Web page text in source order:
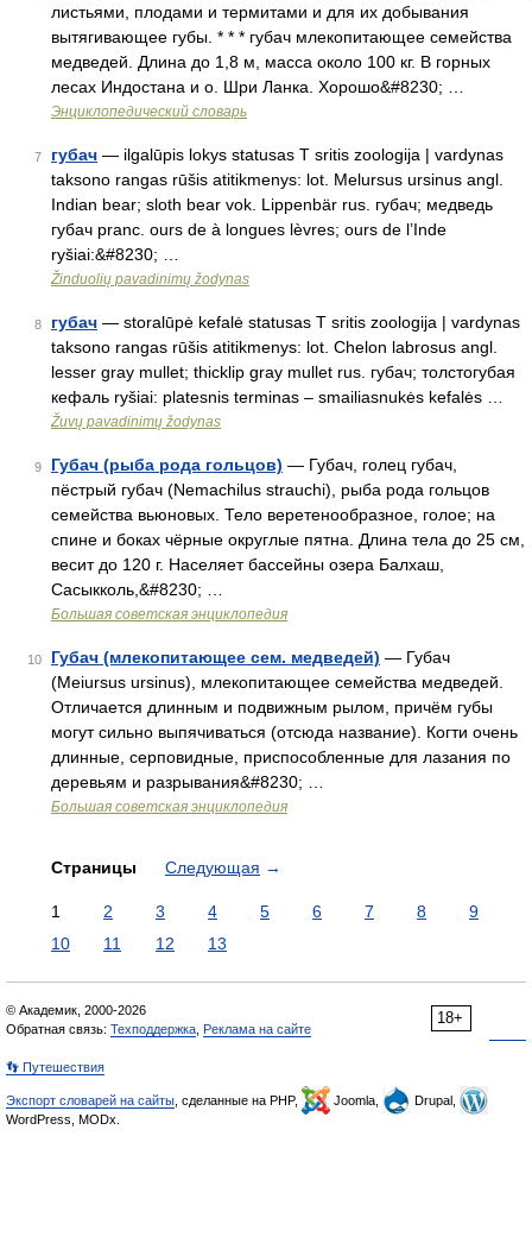
листьями, плодами и термитами и для их добывания
вытягивающее губы. * * * губач млекопитающее семейства
медведей. Длина до 1,8 м, масса около 100 кг. В горных
лесах Индостана и о. Шри Ланка. Хорошо&#8230; …
Энциклопедический словарь
7 губач — ilgalūpis lokys statusas T sritis zoologija | vardynas
taksono rangas rūšis atitikmenys: lot. Melursus ursinus angl.
Indian bear; sloth bear vok. Lippenbär rus. губач; медведь
губач pranc. ours de à longues lèvres; ours de l’Inde
ryšiai:&#8230; …
Žinduolių pavadinimų žodynas
8 губач — storalūpė kefalė statusas T sritis zoologija | vardynas
taksono rangas rūšis atitikmenys: lot. Chelon labrosus angl.
lesser gray mullet; thicklip gray mullet rus. губач; толстогубая
кефаль ryšiai: platesnis terminas – smailiasnukės kefalės …
Žuvų pavadinimų žodynas
9 Губач (рыба рода гольцов) — Губач, голец губач,
пёстрый губач (Nemachilus strauchi), рыба рода гольцов
семейства вьюновых. Тело веретенообразное, голое; на
спине и боках чёрные округлые пятна. Длина тела до 25 см,
весит до 120 г. Населяет бассейны озера Балхаш,
Сасыкколь,&#8230; …
Большая советская энциклопедия
10 Губач (млекопитающее сем. медведей) — Губач
(Meiursus ursinus), млекопитающее семейства медведей.
Отличается длинным и подвижным рылом, причём губы
могут сильно выпячиваться (отсюда название). Когти очень
длинные, серповидные, приспособленные для лазания по
деревьям и разрывания&#8230; …
Большая советская энциклопедия
Страницы Следующая →
1 2 3 4 5 6 7 8
9
10
11 12 13
18+
© Академик, 2000-2026
Обратная связь: Техподдержка Реклама на сайте
👣 Путешествия
Экспорт словарей на сайты , сделанные на PHP, Joomla,
Drupal,
WordPress, MODx.